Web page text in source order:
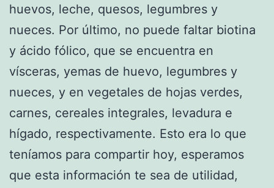
huevos, leche, quesos, legumbres y
nueces. Por último, no puede faltar biotina
y ácido fólico, que se encuentra en
vísceras, yemas de huevo, legumbres y
nueces, y en vegetales de hojas verdes,
carnes, cereales integrales, levadura e
hígado, respectivamente. Esto era lo que
teníamos para compartir hoy, esperamos
que esta información te sea de utilidad,